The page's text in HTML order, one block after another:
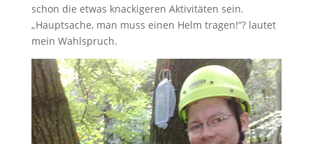
schon die etwas knackigeren Aktivitäten sein.
„Hauptsache, man muss einen Helm tragen!“? lautet
mein Wahlspruch.